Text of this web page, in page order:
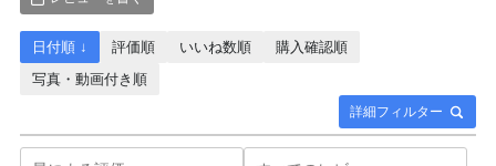
詳細フィルター
日付順 ↓ 評価順 いいね数順
購入確認順
写真・動画付き順